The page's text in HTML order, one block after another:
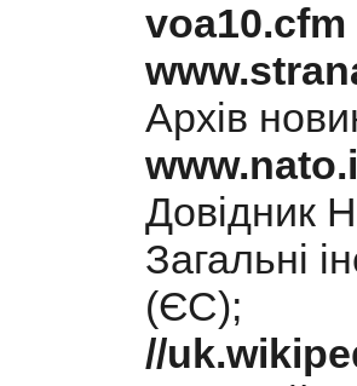
voa10.cfm
Архів
Довідник
Загальні
(ЄС);
//